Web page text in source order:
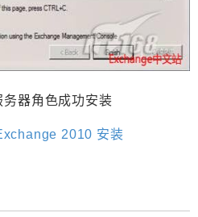
器角色成功安装
2010 安装